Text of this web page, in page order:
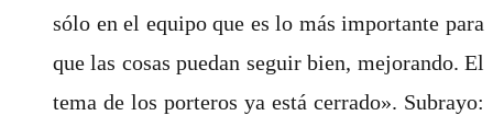
sólo en el equipo que es lo más importante para
que las cosas puedan seguir bien, mejorando. El
tema de los porteros ya está cerrado». Subrayo: